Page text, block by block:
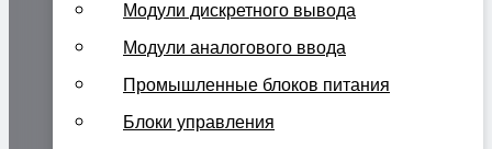
Модули дискретного вывода
Модули аналогового ввода
Промышленные блоков питания
Блоки управления